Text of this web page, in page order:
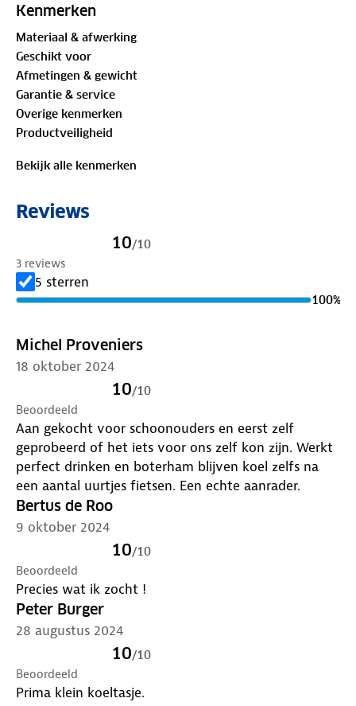
Kenmerken
Materiaal & afwerking
Geschikt voor
Afmetingen & gewicht
Garantie & service
Overige kenmerken
Productveiligheid
Bekijk alle kenmerken
Reviews
10/10
3 reviews
5 sterren
100%
Michel Proveniers
18 oktober 2024
10/10
Beoordeeld
Aan gekocht voor schoonouders en eerst zelf
geprobeerd of het iets voor ons zelf kon zijn. Werkt
perfect drinken en boterham blijven koel zelfs na
een aantal uurtjes fietsen. Een echte aanrader.
Bertus de Roo
9 oktober 2024
10/10
Beoordeeld
Precies wat ik zocht !
Peter Burger
28 augustus 2024
10/10
Beoordeeld
Prima klein koeltasje.